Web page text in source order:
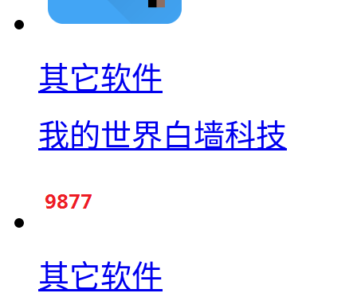
其它软件
我的世界白墙科技
其它软件